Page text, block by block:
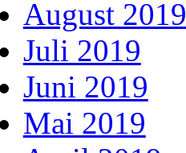
August 2019
Juli 2019
Juni 2019
Mai 2019